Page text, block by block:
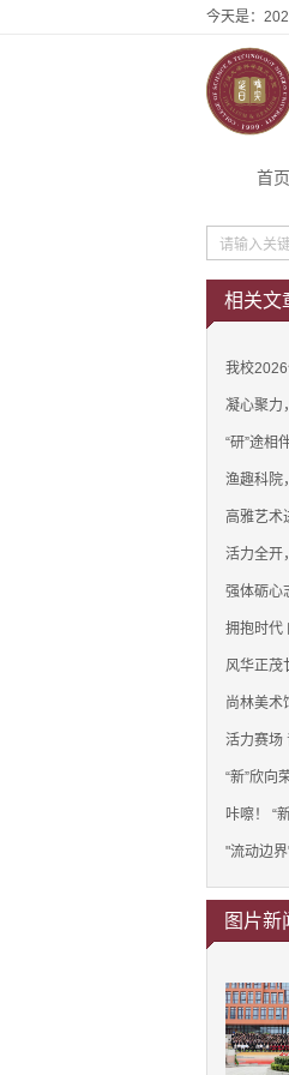
今天是：
首页
相关文
我校
凝心聚力
“研”途相
渔趣科院
高雅艺术
活力全开
强体砺心
拥抱时
风华正茂
尚林美术
活力赛场
“新”欣向
咔嚓！ “
"流动边
图片新